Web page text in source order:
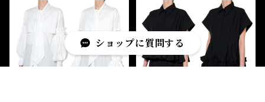
ショップに質問する